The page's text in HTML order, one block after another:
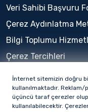
Veri Sahibi Başvuru
Çerez Aydınlatma
Bilgi Toplumu
Çerez Tercihleri
İnternet sitemizin doğru
kullanılmaktadır.
üçüncü taraf çerezler
kullanılabilecektir.